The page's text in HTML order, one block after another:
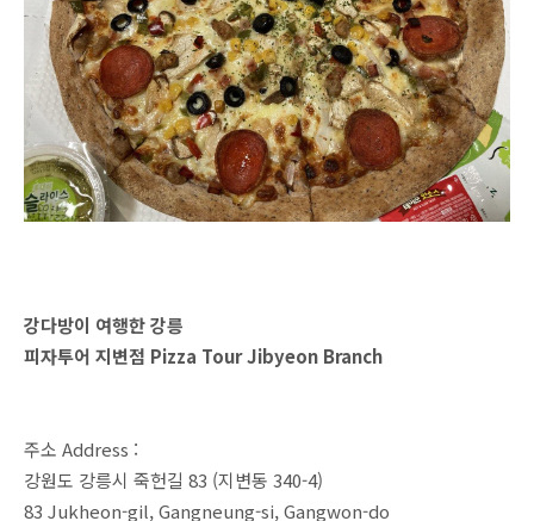
강다방이 여행한 강릉
피자투어 지변점 Pizza Tour Jibyeon Branch
주소 Address :
강원도 강릉시 죽헌길 83 (지변동 340-4)
83 Jukheon-gil, Gangneung-si, Gangwon-do